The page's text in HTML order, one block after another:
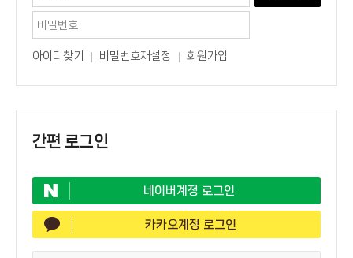
아이디찾기 비밀번호재설정 회원가입
간편 로그인
네이버계정 로그인
카카오계정 로그인